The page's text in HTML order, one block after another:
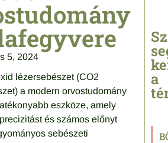
5, 2024
lézersebészet (CO2
a modern orvostudomány
eszköze, amely
és számos előnyt
sebészeti
a